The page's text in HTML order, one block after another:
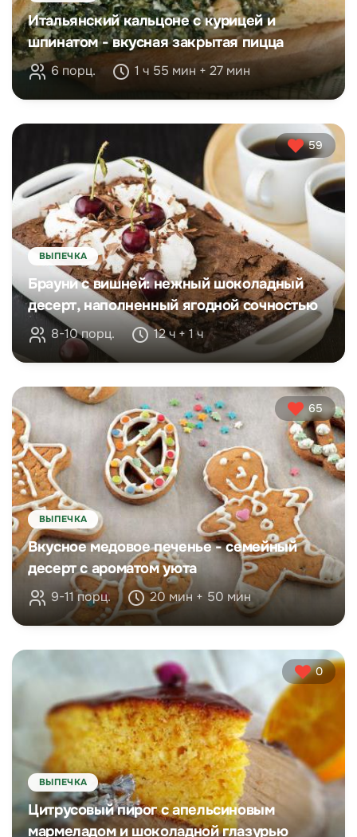
Итальянский кальцоне с курицей и
шпинатом - вкусная закрытая пицца
6 порц. 1 ч 55 мин + 27 мин
59
ВЫПЕЧКА
Брауни с вишней: нежный шоколадный
десерт, наполненный ягодной сочностью
8-10 порц. 12 ч + 1 ч
65
ВЫПЕЧКА
Вкусное медовое печенье - семейный
десерт с ароматом уюта
9-11 порц. 20 мин + 50 мин
0
ВЫПЕЧКА
Цитрусовый пирог с апельсиновым
мармеладом и шоколадной глазурью